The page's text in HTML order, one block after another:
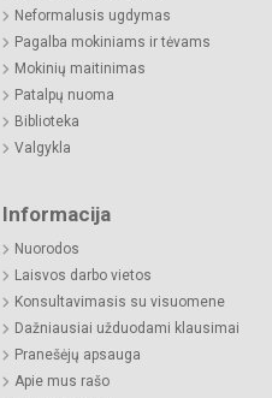
Neformalusis ugdymas
Pagalba mokiniams ir tėvams
Mokinių maitinimas
Patalpų nuoma
Biblioteka
Valgykla
Informacija
Nuorodos
Laisvos darbo vietos
Konsultavimasis su visuomene
Dažniausiai užduodami klausimai
Pranešėjų apsauga
Apie mus rašo